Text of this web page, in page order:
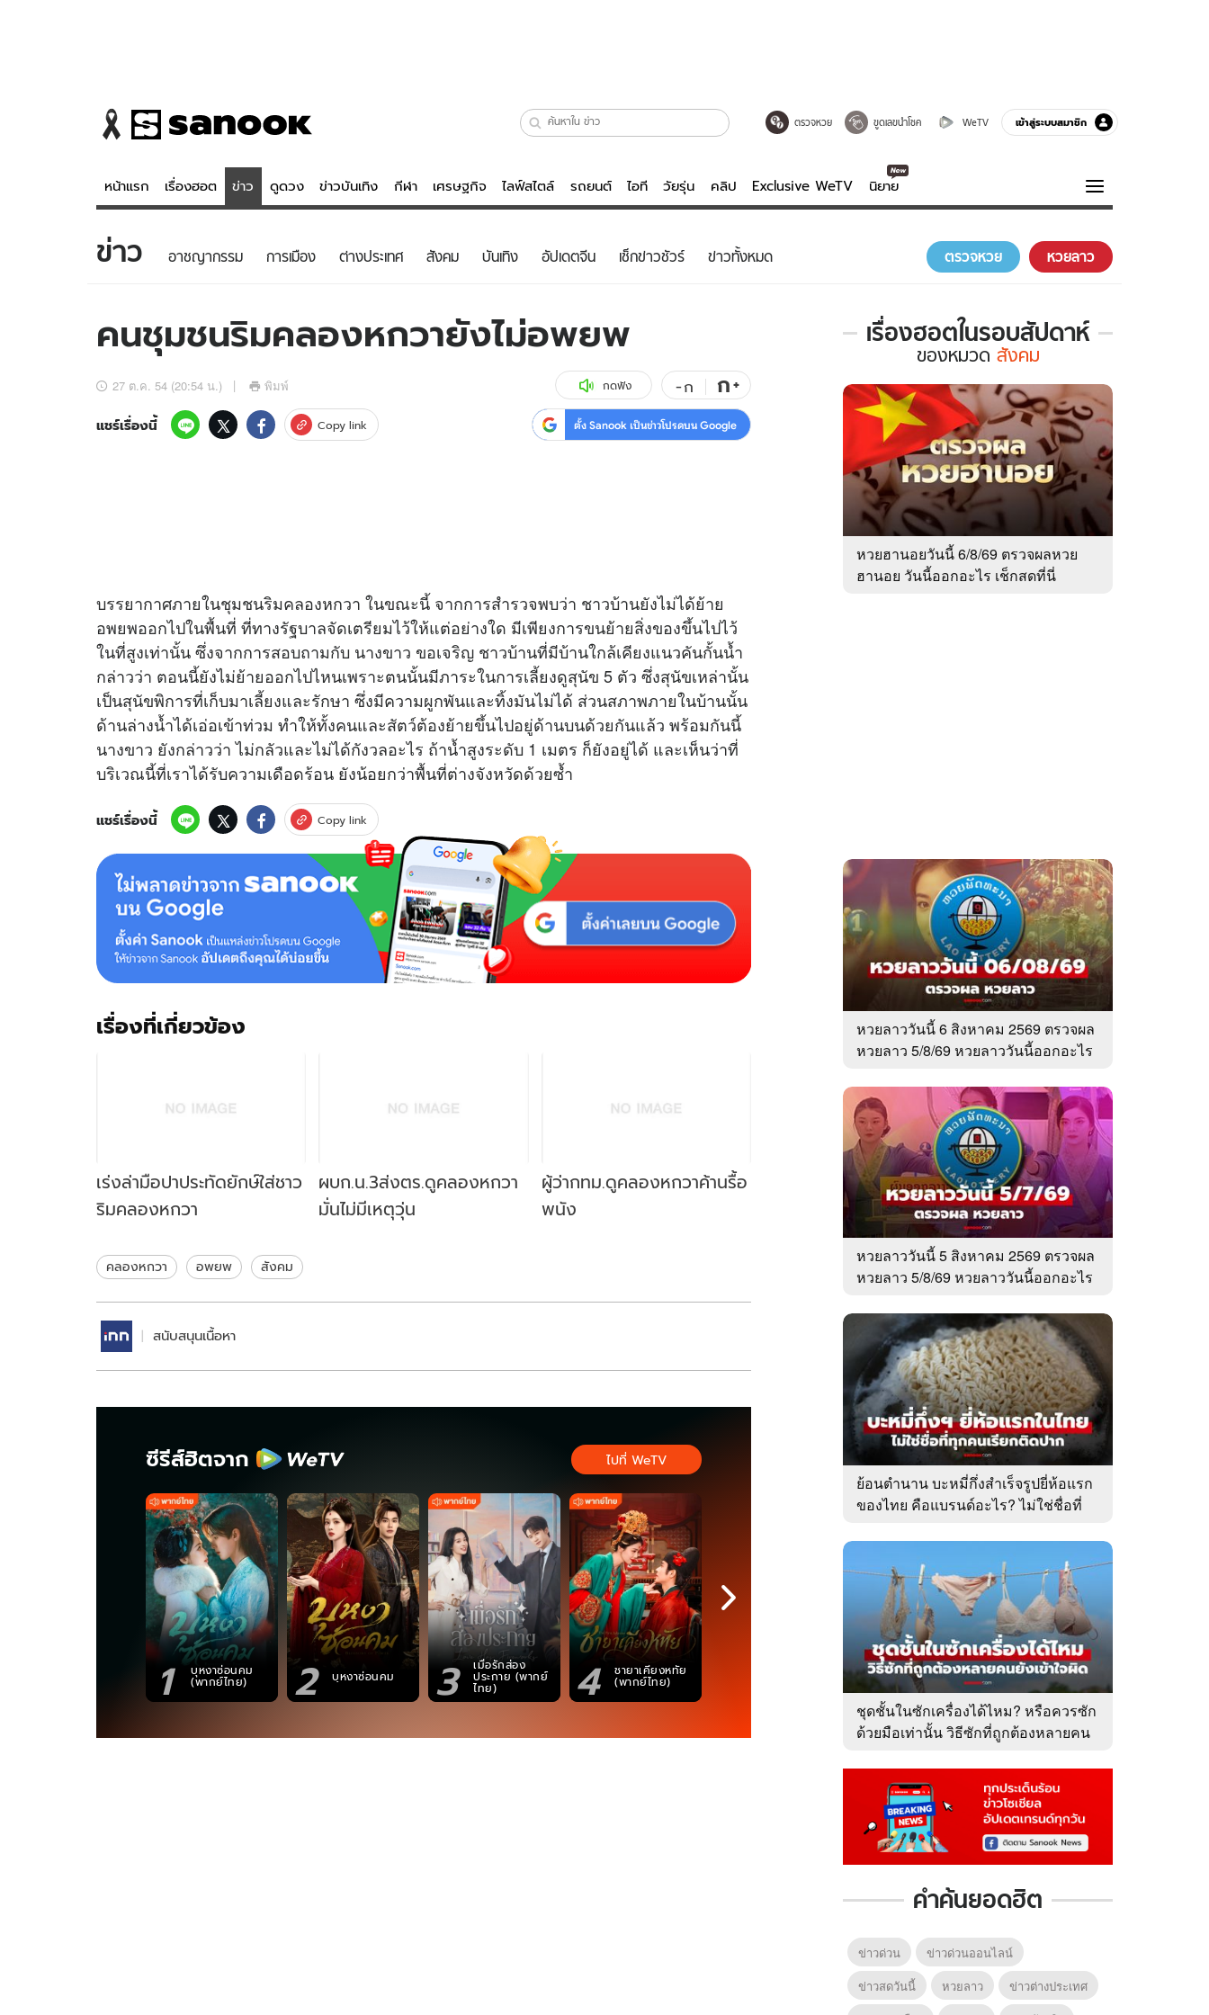
ตรวจหวย ขูดเลขนำโชค WeTV เข้าสู่ระบบสมาชิก
หน้าแรก เรื่องฮอต ข่าว ดูดวง ข่าวบันเทิง กีฬา เศรษฐกิจ ไลฟ์สไตล์ รถยนต์ ไอที วัยรุ่น คลิป Exclusive WeTV นิยาย
ข่าว
ข่าวบันเทิง
อัปเดตจีน
ดูดวง - ตรวจหวย
สถิติหวยไทย
ไลฟ์สไตล์
วัยรุ่น
รถยนต์
สุขภาพ
บันเทิงครบรส
คลิป
พอดแคสต์
ดูทีวี
ความรู้รอบตัว
ฮาวทู
ดาวน์โหลดสนุกแอปฟรี ติดตามสนุกโซเชียลได้ที่
สงวนลิขสิทธิ์ © บริษัท อิมเมจ ฟิวเจอร์ (ประเทศไทย) จำกัด
ข่าว อาชญากรรม การเมือง ต่างประเทศ สังคม บันเทิง อัปเดตจีน เช็กข่าวชัวร์ ข่าวทั้งหมด ตรวจหวย หวยลาว
คนชุมชนริมคลองหกวายังไม่อพยพ
27 ต.ค. 54 (20:54 น.) พิมพ์ กดฟัง -ก ก+
แชร์เรื่องนี้ Copy link ตั้ง Sanook เป็นข่าวโปรดบน Google
บรรยากาศภายในชุมชนริมคลองหกวา ในขณะนี้ จากการสำรวจพบว่า ชาวบ้านยังไม่ได้ย้าย
อพยพออกไปในพื้นที่ ที่ทางรัฐบาลจัดเตรียมไว้ให้แต่อย่างใด มีเพียงการขนย้ายสิ่งของขึ้นไปไว้
ในที่สูงเท่านั้น ซึ่งจากการสอบถามกับ นางขาว ขอเจริญ ชาวบ้านที่มีบ้านใกล้เคียงแนวคันกั้นน้ำ
กล่าวว่า ตอนนี้ยังไม่ย้ายออกไปไหนเพราะตนนั้นมีภาระในการเลี้ยงดูสุนัข 5 ตัว ซึ่งสุนัขเหล่านั้น
เป็นสุนัขพิการที่เก็บมาเลี้ยงและรักษา ซึ่งมีความผูกพันและทิ้งมันไม่ได้ ส่วนสภาพภายในบ้านนั้น
ด้านล่างน้ำได้เอ่อเข้าท่วม ทำให้ทั้งคนและสัตว์ต้องย้ายขึ้นไปอยู่ด้านบนด้วยกันแล้ว พร้อมกันนี้
นางขาว ยังกล่าวว่า ไม่กลัวและไม่ได้กังวลอะไร ถ้าน้ำสูงระดับ 1 เมตร ก็ยังอยู่ได้ และเห็นว่าที่
บริเวณนี้ที่เราได้รับความเดือดร้อน ยังน้อยกว่าพื้นที่ต่างจังหวัดด้วยซ้ำ
แชร์เรื่องนี้ Copy link
เรื่องที่เกี่ยวข้อง
เร่งล่ามือปาประทัดยักษ์ใส่ชาว
ริมคลองหกวา
ผบก.น.3ส่งตร.ดูคลองหกวา
มั่นไม่มีเหตุวุ่น
ผู้ว่ากทม.ดูคลองหกวาค้านรื้อ
พนัง
คลองหกวา อพยพ สังคม
สนับสนุนเนื้อหา
ซีรีส์ฮิตจาก
1 บุหงาซ่อนคม
(พากย์ไทย) 2 บุหงาซ่อนคม 3 เมื่อรักส่อง
ประกาย (พากย์
ไทย) 4 ชายาเคียงหทัย
(พากย์ไทย) 5 6 หากวินาทีนั้นไม่
พบเธอ (พากย์
ไทย) 7 ซอโซ่ล่ามธีร์
(Uncut Ver.)
ไปที่ WeTV
เรื่องฮอตในรอบสัปดาห์
เรื่อง
ใน
รอบ
สัปดาห์
หมวด
สังคม
ของหมวด สังคม
หวยฮานอยวันนี้ 6/8/69 ตรวจผลหวย
ฮานอย วันนี้ออกอะไร เช็กสดที่นี่
หวยลาววันนี้ 6 สิงหาคม 2569 ตรวจผล
หวยลาว 5/8/69 หวยลาววันนี้ออกอะไร
หวยลาววันนี้ 5 สิงหาคม 2569 ตรวจผล
หวยลาว 5/8/69 หวยลาววันนี้ออกอะไร
ย้อนตำนาน บะหมี่กึ่งสำเร็จรูปยี่ห้อแรก
ของไทย คือแบรนด์อะไร? ไม่ใช่ชื่อที่
ชุดชั้นในซักเครื่องได้ไหม? หรือควรซัก
ด้วยมือเท่านั้น วิธีซักที่ถูกต้องหลายคน
คำค้นยอดฮิต
ข่าวด่วน
ข่าวด่วนออนไลน์
ข่าวสดวันนี้
หวยลาว
ข่าวต่างประเทศ